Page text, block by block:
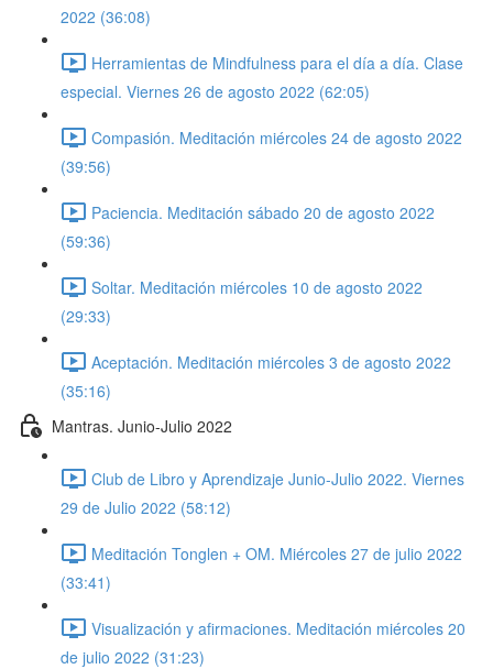
2022 (36:08)
Herramientas de Mindfulness para el día a día. Clase
especial. Viernes 26 de agosto 2022 (62:05)
Compasión. Meditación miércoles 24 de agosto 2022
(39:56)
Paciencia. Meditación sábado 20 de agosto 2022
(59:36)
Soltar. Meditación miércoles 10 de agosto 2022
(29:33)
Aceptación. Meditación miércoles 3 de agosto 2022
(35:16)
Mantras. Junio-Julio 2022
Club de Libro y Aprendizaje Junio-Julio 2022. Viernes
29 de Julio 2022 (58:12)
Meditación Tonglen + OM. Miércoles 27 de julio 2022
(33:41)
Visualización y afirmaciones. Meditación miércoles 20
de julio 2022 (31:23)